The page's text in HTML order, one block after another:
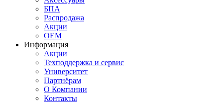
БПА
Распродажа
Акции
OEM
Информация
Акции
Техподдержка и сервис
Университет
Партнёрам
О Компании
Контакты